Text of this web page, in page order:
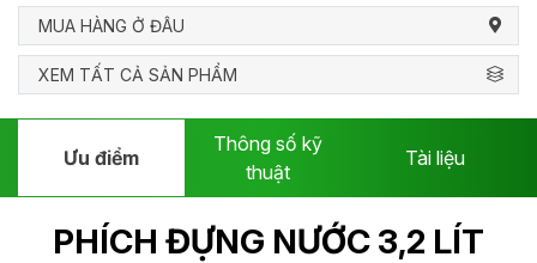
MUA HÀNG Ở ĐÂU
XEM TẤT CẢ SẢN PHẨM
Ưu điểm
Thông số kỹ
thuật
Tài liệu
PHÍCH ĐỰNG NƯỚC 3,2 LÍT